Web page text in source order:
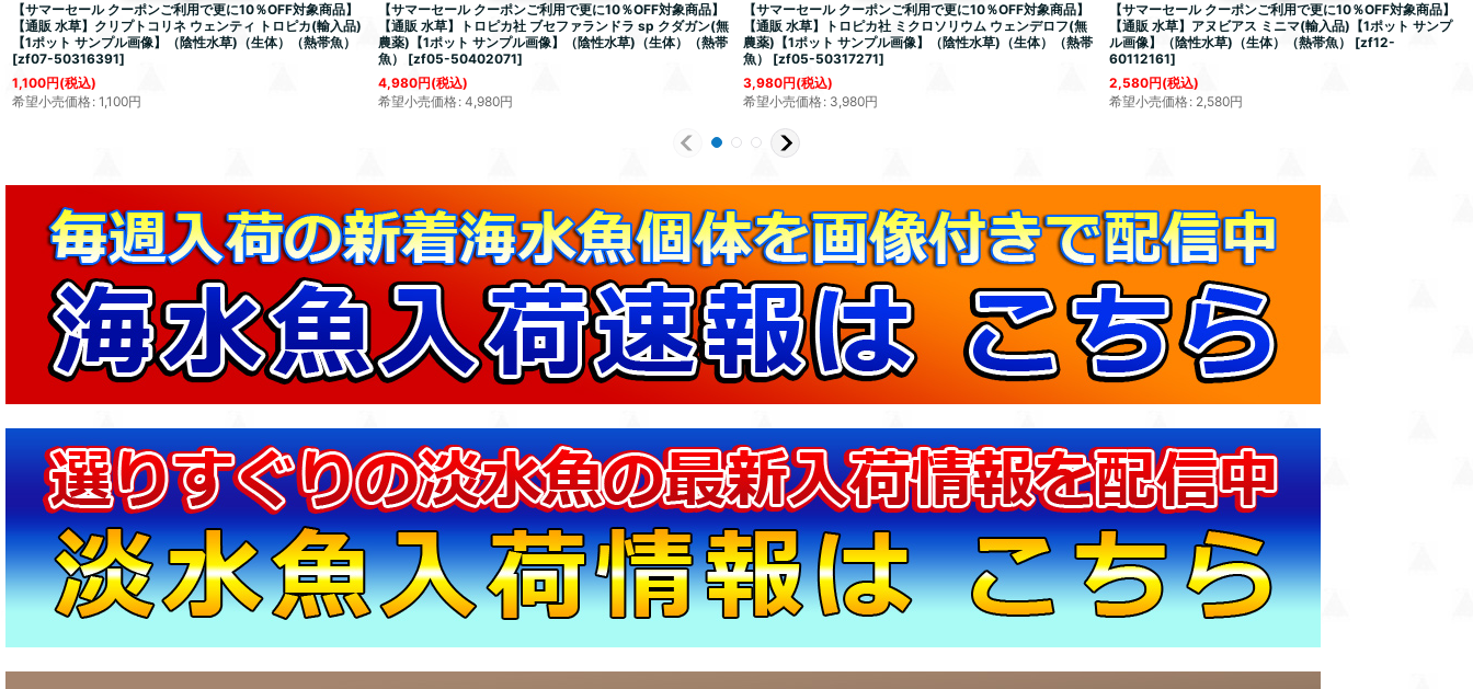
【サマーセール クーポンご利用で更に10％OFF対象商品】
【通販 水草】クリプトコリネ ウェンティ トロピカ(輸入品)
【1ポット サンプル画像】（陰性水草)（生体）（熱帯魚）
[zf07-50316391]
1,100円(税込)
希望小売価格: 1,100円
【サマーセール クーポンご利用で更に10％OFF対象商品】
【通販 水草】トロピカ社 ブセファランドラ sp クダガン(無
農薬)【1ポット サンプル画像】（陰性水草)（生体）（熱帯
魚）
[zf05-50402071]
4,980円(税込)
希望小売価格: 4,980円
【サマーセール クーポンご利用で更に10％OFF対象商品】
【通販 水草】トロピカ社 ミクロソリウム ウェンデロフ(無
農薬)【1ポット サンプル画像】（陰性水草)（生体）（熱帯
魚）
[zf05-50317271]
3,980円(税込)
希望小売価格: 3,980円
【サマーセール クーポンご利用で更に10％OFF対象商品】
【通販 水草】アヌビアス ミニマ(輸入品)【1ポット サンプ
ル画像】（陰性水草)（生体）（熱帯魚）
[zf12-
60112161]
2,580円(税込)
希望小売価格: 2,580円